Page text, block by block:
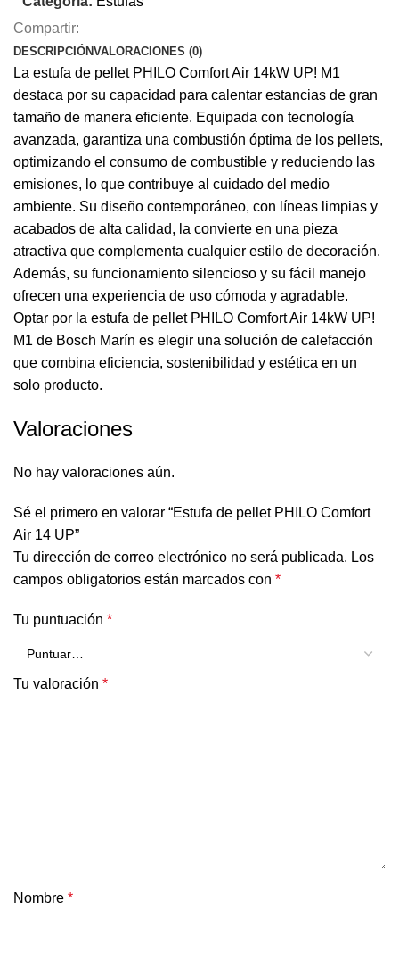
Compartir:
DESCRIPCIÓNVALORACIONES (0)
La estufa de pellet PHILO Comfort Air 14kW UP! M1
destaca por su capacidad para calentar estancias de gran
tamaño de manera eficiente. Equipada con tecnología
avanzada, garantiza una combustión óptima de los pellets,
optimizando el consumo de combustible y reduciendo las
emisiones, lo que contribuye al cuidado del medio
ambiente. Su diseño contemporáneo, con líneas limpias y
acabados de alta calidad, la convierte en una pieza
atractiva que complementa cualquier estilo de decoración.
Además, su funcionamiento silencioso y su fácil manejo
ofrecen una experiencia de uso cómoda y agradable.
Optar por la estufa de pellet PHILO Comfort Air 14kW UP!
M1 de Bosch Marín es elegir una solución de calefacción
que combina eficiencia, sostenibilidad y estética en un
solo producto.
Valoraciones
No hay valoraciones aún.
Sé el primero en valorar “Estufa de pellet PHILO Comfort
Air 14 UP”
Tu dirección de correo electrónico no será publicada. Los
campos obligatorios están marcados con *
Tu puntuación *
Tu valoración *
Nombre *